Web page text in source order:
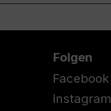
Folgen
Facebook
Instagram